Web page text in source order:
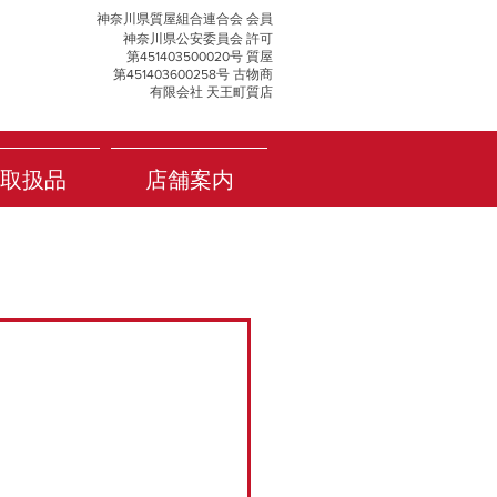
神奈川県質屋組合連合会 会員
神奈川県公安委員会 許可
第451403500020号 質屋
第451403600258号 古物商
有限会社 天王町質店
扱品 店舗案内